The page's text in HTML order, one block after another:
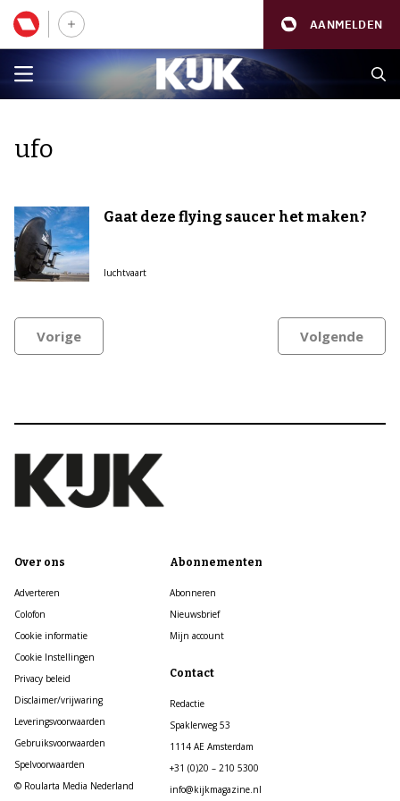
AANMELDEN
ufo
Gaat deze flying saucer het maken?
luchtvaart
Vorige Volgende
Over ons
Adverteren
Colofon
Cookie informatie
Cookie Instellingen
Privacy beleid
Disclaimer/vrijwaring
Leveringsvoorwaarden
Gebruiksvoorwaarden
Spelvoorwaarden
© Roularta Media Nederland
Abonnementen
Abonneren
Nieuwsbrief
Mijn account
Contact
Redactie
Spaklerweg 53
1114 AE Amsterdam
+31 (0)20 – 210 5300
info@kijkmagazine.nl